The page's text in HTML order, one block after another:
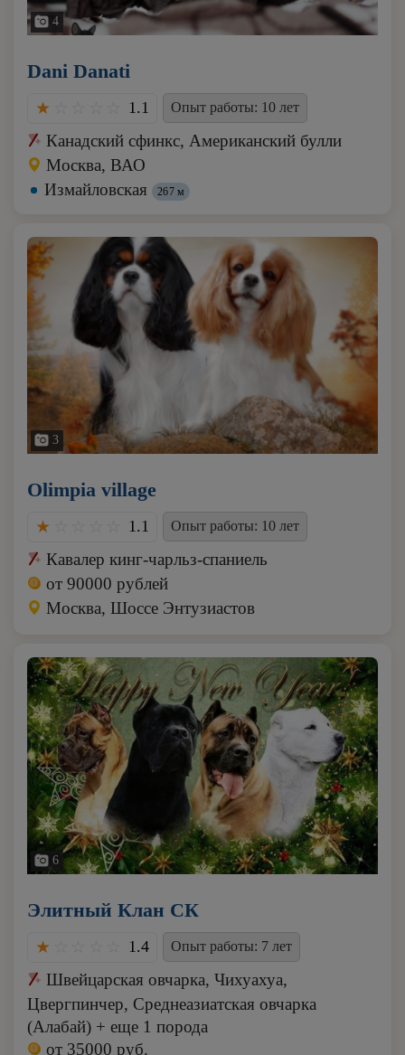
4
Dani Danati
1.1 Опыт работы: 10 лет
Канадский сфинкс, Американский булли
Москва, ВАО
Измайловская
267 м
3
Olimpia village
1.1 Опыт работы: 10 лет
Кавалер кинг-чарльз-спаниель
от 90000 рублей
Москва, Шоссе Энтузиастов
6
Элитный Клан СК
1.4 Опыт работы: 7 лет
Швейцарская овчарка, Чихуахуа,
Цвергпинчер, Среднеазиатская овчарка
(Алабай) + еще 1 порода
от 35000 руб.